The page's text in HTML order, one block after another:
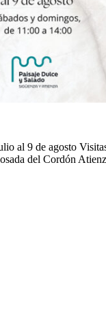
al 9 de agosto
del Cordón